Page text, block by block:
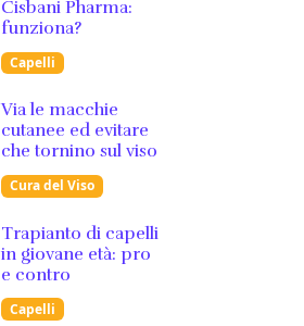
Cisbani Pharma:
funziona?
Capelli
Via le macchie
cutanee ed evitare
che tornino sul viso
Cura del Viso
Trapianto di capelli
in giovane età: pro
e contro
Capelli